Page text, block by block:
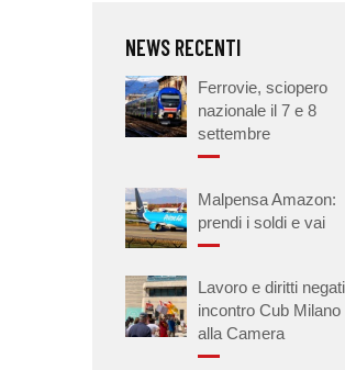
NEWS RECENTI
Ferrovie, sciopero
nazionale il 7 e 8
settembre
Malpensa Amazon:
prendi i soldi e vai
Lavoro e diritti
incontro Cub Milano
alla Camera